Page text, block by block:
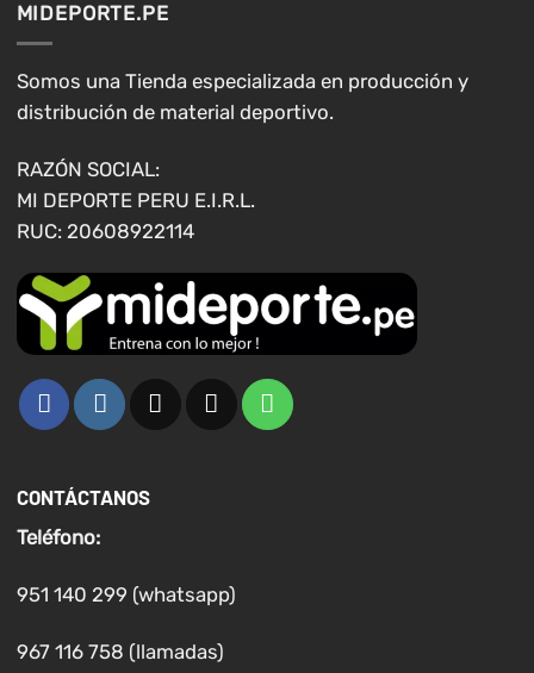
elegir
en
MIDEPORTE.PE
Somos una Tienda especializada en producción y
distribución de material deportivo.
RAZÓN SOCIAL:
MI DEPORTE PERU E.I.R.L.
RUC: 20608922114
CONTÁCTANOS
Teléfono:
951 140 299 (whatsapp)
967 116 758 (llamadas)